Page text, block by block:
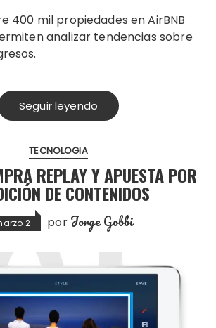
analizar tendencias sobre
Seguir leyendo
TECNOLOGIA
REPLAY Y APUESTA POR
DE CONTENIDOS
2 por Jorge Gobbi